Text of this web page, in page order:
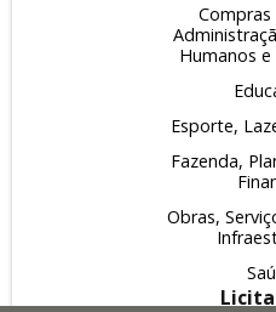
Compras
Humanos
Esporte,
Fazenda,
Obras,